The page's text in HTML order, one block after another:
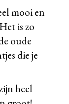
mooi en
is zo
oude
die je
heel